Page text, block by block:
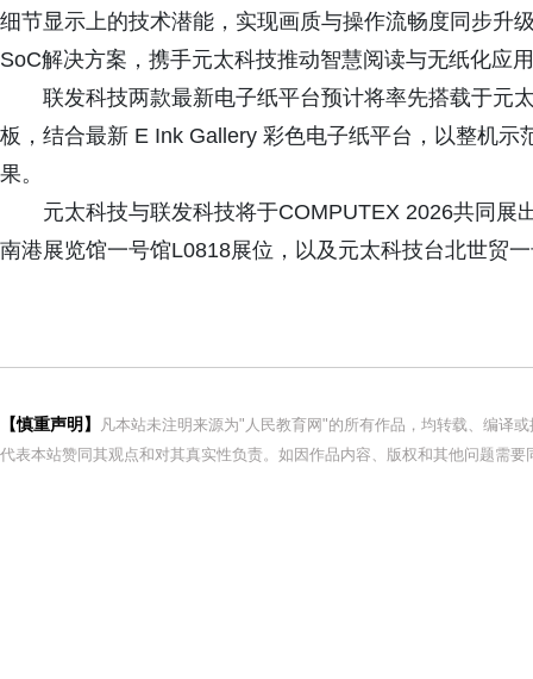
细节显示上的技术潜能，实现画质与操作流畅度同步升
SoC解决方案，携手元太科技推动智慧阅读与无纸化应
联发科技两款最新电子纸平台预计将率先搭载于元
板，结合最新 E Ink Gallery 彩色电子纸平台，以整机
果。
元太科技与联发科技将于COMPUTEX 2026共同
南港展览馆一号馆L0818展位，以及元太科技台北世贸
【慎重声明】
凡本站未注明来源为"人民教育网"的所有作品，均转载、编译
代表本站赞同其观点和对其真实性负责。如因作品内容、版权和其他问题需